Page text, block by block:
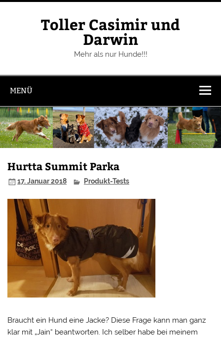
Zum
Toller Casimir und
Darwin
Mehr als nur Hunde!!!
MENÜ
Hurtta Summit Parka
17. Januar 2018 Produkt-Tests
Braucht ein Hund eine Jacke? Diese Frage kann man ganz
klar mit „Jain“ beantworten. Ich selber habe bei meinem